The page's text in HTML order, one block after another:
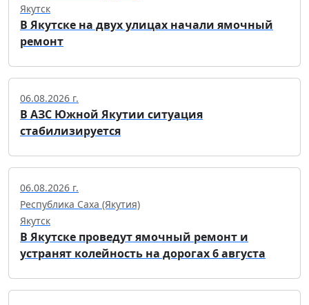
Якутск
В Якутске на двух улицах начали ямочный
ремонт
06.08.2026 г.
В АЗС Южной Якутии ситуация
стабилизируется
06.08.2026 г.
Республика Саха (Якутия)
Якутск
В Якутске проведут ямочный ремонт и
устранят колейность на дорогах 6 августа